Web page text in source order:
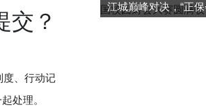
交？
、行动记
处理。
江城巅峰对决，“正